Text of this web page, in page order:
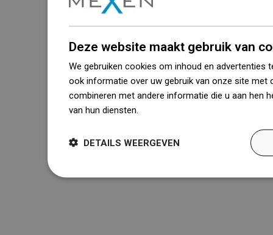
Deze website maakt gebruik van
We gebruiken cookies om inhoud en advertenties
ook informatie over uw gebruik van onze site met
combineren met andere informatie die u aan hen
van hun diensten.
DETAILS WEERGEVEN